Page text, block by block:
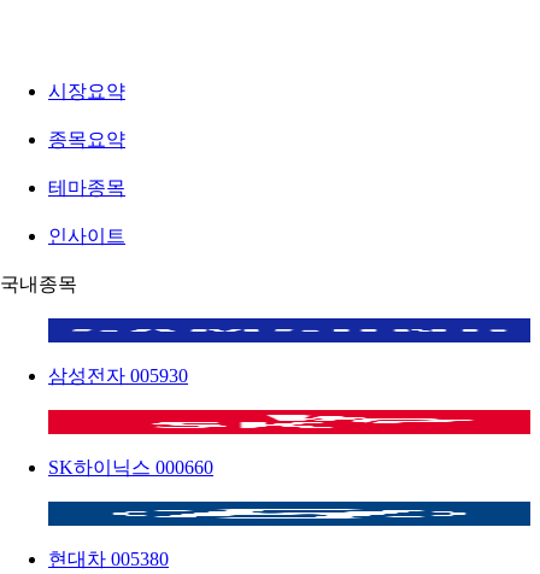
시장요약
종목요약
테마종목
인사이트
국내종목
삼성전자 005930
SK하이닉스 000660
현대차 005380